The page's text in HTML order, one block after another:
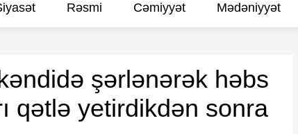
Rəsmi Cəmiyyət Mədəniyyət
şərlənərək həbs
qətlə yetirdikdən sonra